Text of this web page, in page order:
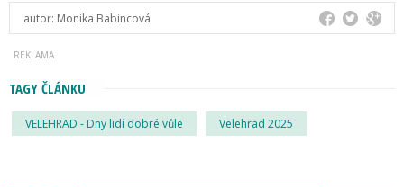
autor: Monika Babincová
TAGY ČLÁNKU
VELEHRAD - Dny lidí dobré vůle Velehrad 2025